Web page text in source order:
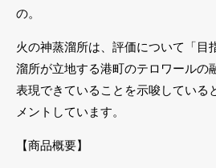
の。
火の神蒸溜所は、評価について「目
溜所が立地する港町のテロワールの
表現できていることを示唆している
メントしています。
【商品概要】